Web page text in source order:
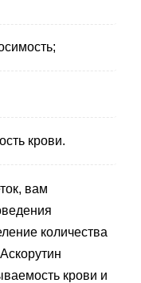
крови.
вам
количества
крови и